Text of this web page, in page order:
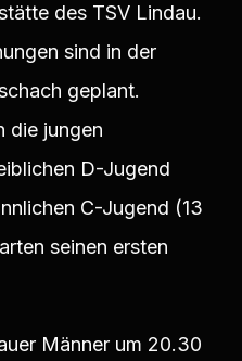
des TSV Lindau.
sind in der
geplant.
die jungen
D-Jugend
C-Jugend (13
seinen ersten
Männer um 20.30